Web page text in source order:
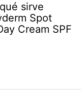
sirve
Spot
Cream SPF